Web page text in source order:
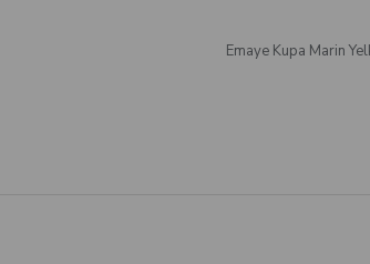
Emaye Kupa Marin